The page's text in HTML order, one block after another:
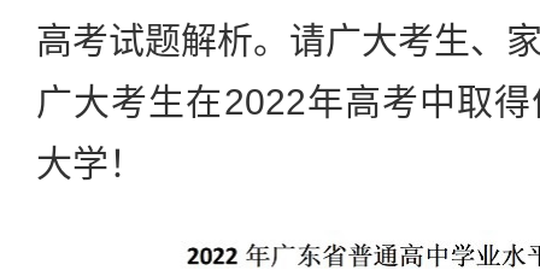
高考试题解析。请广大考生、
广大考生在2022年高考中取
大学！